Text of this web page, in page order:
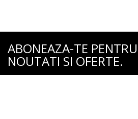
ABONEAZA-TE PENTRU
NOUTATI SI OFERTE.